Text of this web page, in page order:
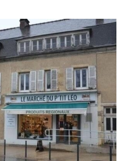
ces 2 jours festifs à